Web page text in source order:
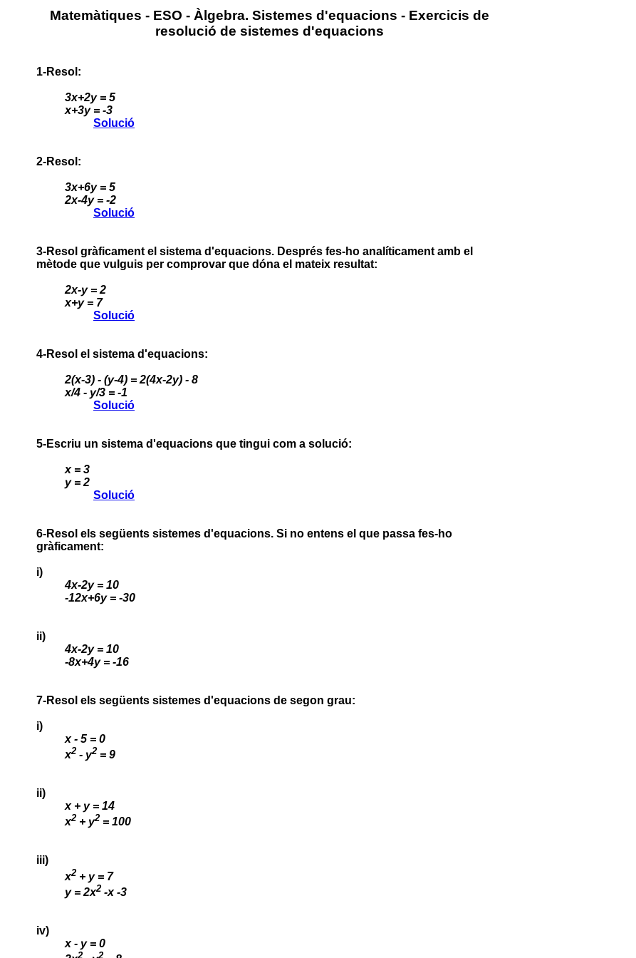
Matemàtiques - ESO - Àlgebra. Sistemes d'equacions - Exercicis de
resolució de sistemes d'equacions
1-Resol:
3x+2y = 5
x+3y = -3
Solució
2-Resol:
3x+6y = 5
2x-4y = -2
Solució
3-Resol gràficament el sistema d'equacions. Després fes-ho analíticament amb el
mètode que vulguis per comprovar que dóna el mateix resultat:
2x-y = 2
x+y = 7
Solució
4-Resol el sistema d'equacions:
2(x-3) - (y-4) = 2(4x-2y) - 8
x/4 - y/3 = -1
Solució
5-Escriu un sistema d'equacions que tingui com a solució:
x = 3
y = 2
Solució
6-Resol els següents sistemes d'equacions. Si no entens el que passa fes-ho
gràficament:
i)
4x-2y = 10
-12x+6y = -30
ii)
4x-2y = 10
-8x+4y = -16
7-Resol els següents sistemes d'equacions de segon grau:
i)
x - 5 = 0
x2 - y2 = 9
ii)
x + y = 14
x2 + y2 = 100
iii)
x2 + y = 7
y = 2x2 -x -3
iv)
x - y = 0
2 2